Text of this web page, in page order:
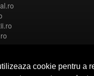
cookie pentru a